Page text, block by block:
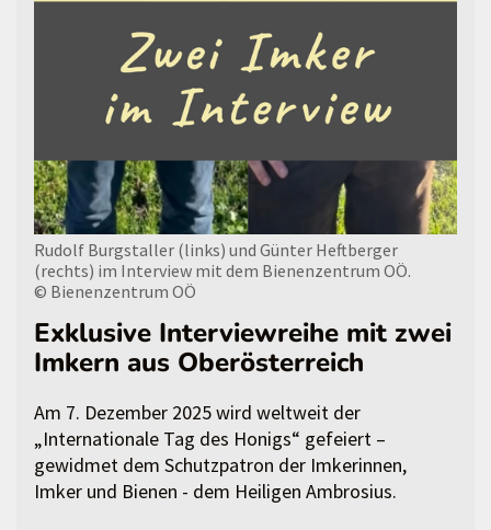
Rudolf Burgstaller (links) und Günter Heftberger
(rechts) im Interview mit dem Bienenzentrum OÖ.
© Bienenzentrum OÖ
Exklusive Interviewreihe mit zwei
Imkern aus Oberösterreich
Am 7. Dezember 2025 wird weltweit der
„Internationale Tag des Honigs“ gefeiert –
gewidmet dem Schutzpatron der Imkerinnen,
Imker und Bienen - dem Heiligen Ambrosius.